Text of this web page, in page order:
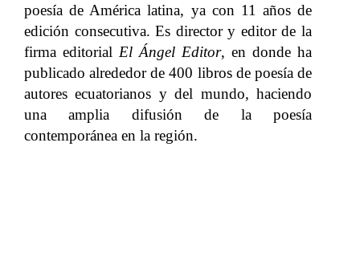
poesía de América latina, ya con 11 años de
edición consecutiva. Es director y editor de la
firma editorial El Ángel Editor, en donde ha
publicado alrededor de 400 libros de poesía de
autores ecuatorianos y del mundo, haciendo
una amplia difusión de la poesía
contemporánea en la región.